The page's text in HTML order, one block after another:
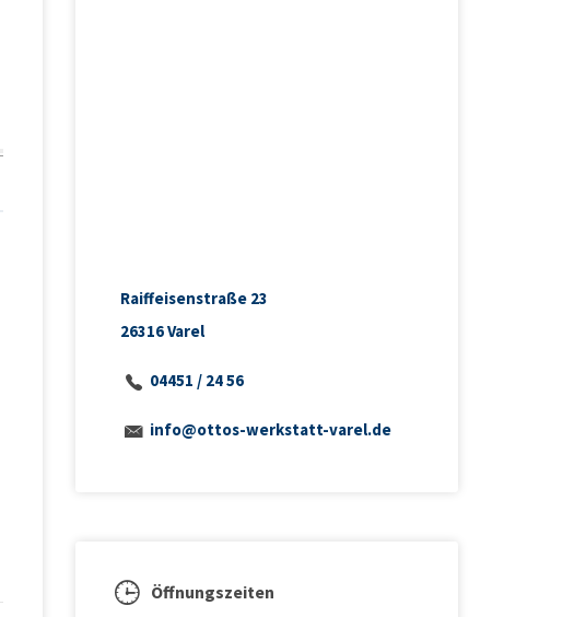
Raiffeisenstraße 23
26316 Varel
04451 / 24 56
info@ottos-werkstatt-varel.de
Öffnungszeiten